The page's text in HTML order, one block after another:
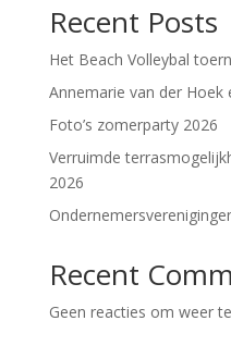
Recent Posts
Het Beach Volleybal
Annemarie van der Hoek
Foto’s zomerparty 2026
Verruimde
2026
Recent
Geen reacties om weer